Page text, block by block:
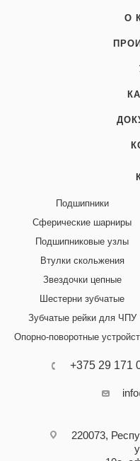
О
Подшипники
Сферические шарниры
Подшипниковые узлы
Втулки скольжения
Звездочки цепные
Шестерни зубчатые
Зубчатые рейки для ЧПУ
Опорно-поворотные
+375 29 171
220073,